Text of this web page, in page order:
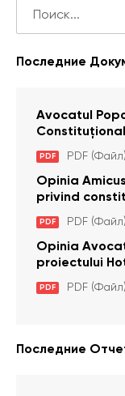
Последние
Avocatul
plata
cu
PDF PDF
Opinia
privind
care interzic
pază
pentru
a fost luată
PDF PDF
Opinia
proiectului
aprobarea
activitatea
PDF PDF
Последние